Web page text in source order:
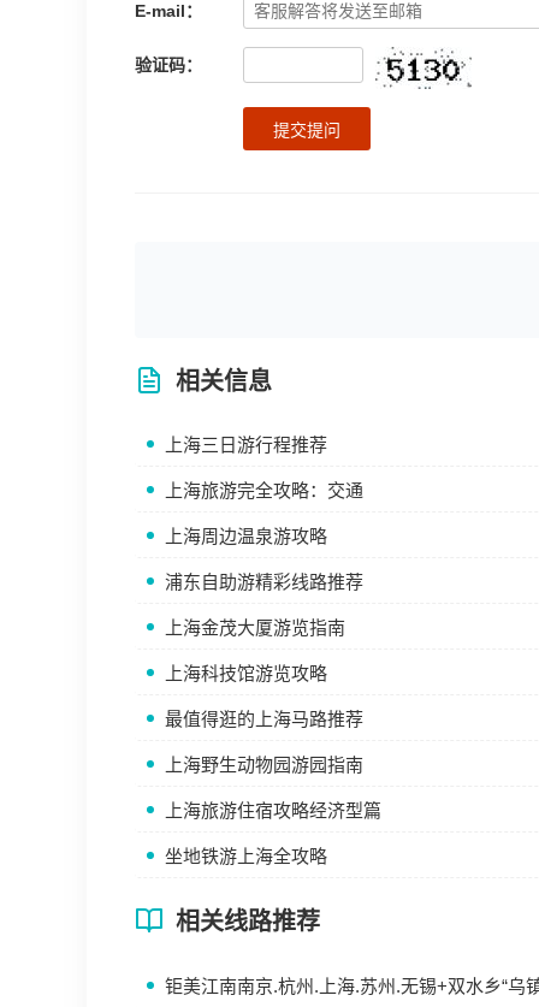
E-mail：
验证码：
提交提问
相关信息
上海三日游行程推荐
上海旅游完全攻略：交通
上海周边温泉游攻略
浦东自助游精彩线路推荐
上海金茂大厦游览指南
上海科技馆游览攻略
最值得逛的上海马路推荐
上海野生动物园游园指南
上海旅游住宿攻略经济型篇
坐地铁游上海全攻略
相关线路推荐
钜美江南南京.杭州.上海.苏州.无锡+双水乡“乌